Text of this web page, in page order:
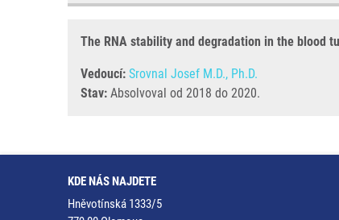
The RNA stability and degradation in the blood
Vedoucí: Srovnal Josef M.D., Ph.D.
Stav: Absolvoval od 2018 do 2020.
KDE NÁS NAJDETE
Hněvotínská 1333/5